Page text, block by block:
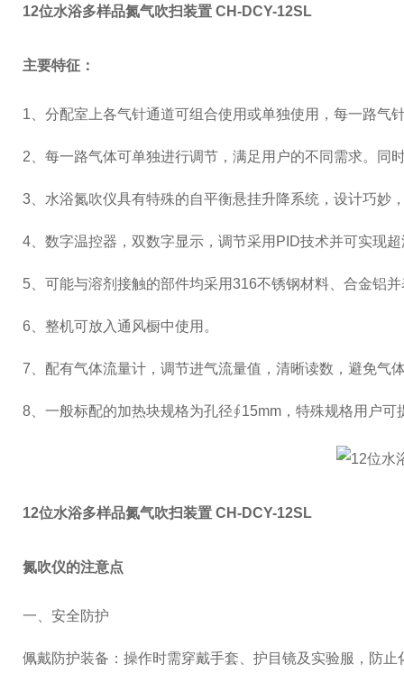
12位水浴多样品氮气吹扫装置 CH-DCY-12SL
主要特征：
1、分配室上各气针通道可组合使用或单独使用，每一路气
2、每一路气体可单独进行调节，满足用户的不同需求。同
3、水浴氮吹仪具有特殊的自平衡悬挂升降系统，设计巧妙
4、数字温控器，双数字显示，调节采用PID技术并可实现
5、可能与溶剂接触的部件均采用316不锈钢材料、合金铝
6、整机可放入通风橱中使用。
7、配有气体流量计，调节进气流量值，清晰读数，避免气
8、一般标配的加热块规格为孔径∮15mm，特殊规格用户可
12位水浴多样品氮气吹扫装置 CH-DCY-12SL
氮吹仪的注意点
一、‌安全防护‌
佩戴防护装备‌：操作时需穿戴手套、护目镜及实验服，防